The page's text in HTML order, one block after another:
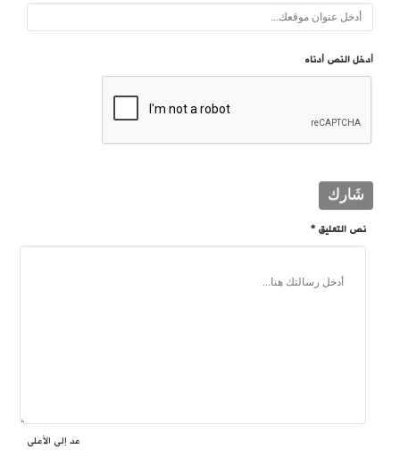
أدخل النص أدناه
نص التعليق *
عد إلى الأعلى